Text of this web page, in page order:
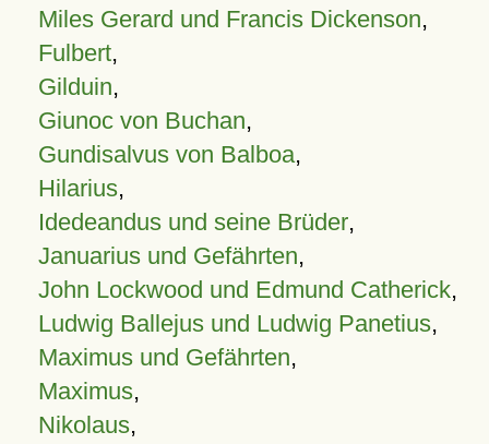
Miles Gerard und Francis Dickenson,
Fulbert,
Gilduin,
Giunoc von Buchan,
Gundisalvus von Balboa,
Hilarius,
Idedeandus und seine Brüder,
Januarius und Gefährten,
John Lockwood und Edmund Catherick,
Ludwig Ballejus und Ludwig Panetius,
Maximus und Gefährten,
Maximus,
Nikolaus,